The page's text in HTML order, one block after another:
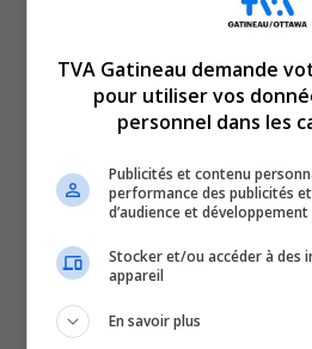
Un policier de Gatineau au coeur
de violence conjugale.
Une histoire non fondée,
L’absence de réseau cellulaire,
inquiète dans le Parc de la
Le chemin des Érables est-il
TVA Gatineau demande
pour utiliser vos
personnel dans les
Publicités et contenu
performance des publicités
d’audience et
Stocker et/ou accéder à des
appareil
En savoir plus